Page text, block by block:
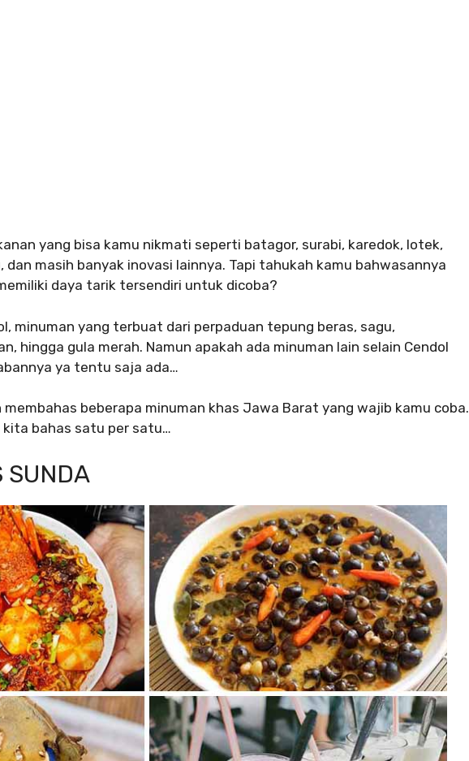
yang bisa kamu nikmati seperti batagor, surabi, karedok, lotek,
dan masih banyak inovasi lainnya. Tapi tahukah kamu bahwasannya
daya tarik tersendiri untuk dicoba?
minuman yang terbuat dari perpaduan tepung beras, sagu,
hingga gula merah. Namun apakah ada minuman lain selain Cendol
ya tentu saja ada…
membahas beberapa minuman khas Jawa Barat yang wajib kamu coba.
kita bahas satu per satu…
SUNDA